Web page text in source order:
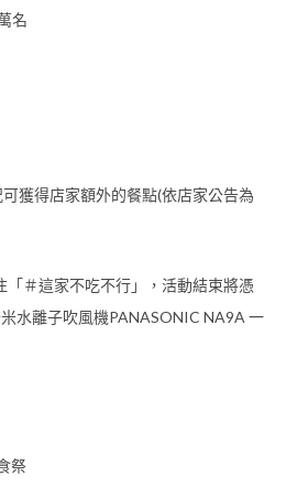
名
獲得店家額外的餐點(依店家公告為
「＃這家不吃不行」，活動結束將憑
水離子吹風機PANASONIC NA9A 一
祭